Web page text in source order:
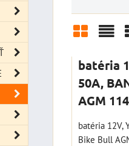
Mriežka
batéria
50A,
AGM
batéria 12V,
Bike Bull